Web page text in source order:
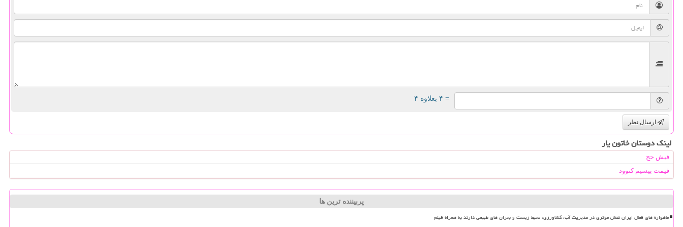
= ۴ بعلاوه ۴
ارسال نظر
لینک دوستان خاتون یار
فیش حج
قیمت بیسیم کنوود
پربیننده ترین ها
ماهواره های فعال ایران نقش مؤثری در مدیریت آب، کشاورزی، محیط زیست و بحران های طبیعی دارند به همراه فیلم